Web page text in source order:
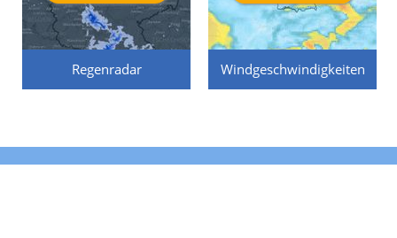
Regenradar Windgeschwindigkeiten